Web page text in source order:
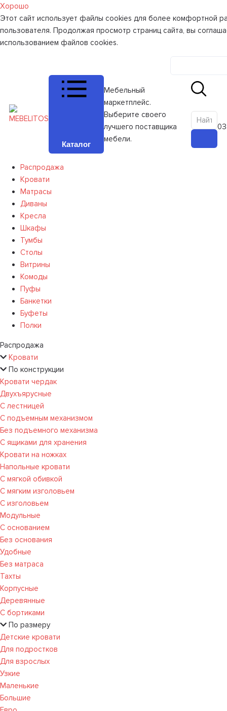
Хорошо
Этот сайт использует файлы cookies для более комфортной
пользователя. Продолжая просмотр страниц сайта, вы
использованием файлов cookies.
Каталог
Мебельный
маркетплейс.
Выберите своего
лучшего поставщика
мебели.
0
Распродажа
Кровати
Матрасы
Диваны
Кресла
Шкафы
Тумбы
Столы
Витрины
Комоды
Пуфы
Банкетки
Буфеты
Полки
Распродажа
Кровати
По конструкции
Кровати чердак
Двухъярусные
С лестницей
С подъемным механизмом
Без подъемного механизма
С ящиками для хранения
Кровати на ножках
Напольные кровати
С мягкой обивкой
С мягким изголовьем
С изголовьем
Модульные
С основанием
Без основания
Удобные
Без матраса
Тахты
Корпусные
Деревянные
С бортиками
По размеру
Детские кровати
Для подростков
Для взрослых
Узкие
Маленькие
Большие